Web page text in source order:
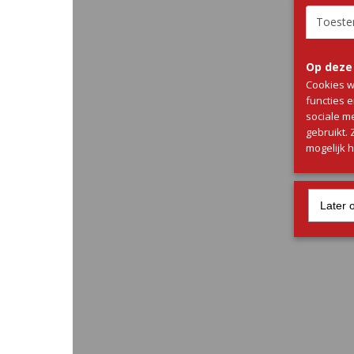
Op
Cookies
functies
sociale
gebruikt.
mogelijk
Later